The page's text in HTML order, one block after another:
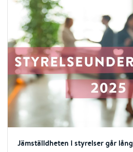
Jämställdheten i styrelser går